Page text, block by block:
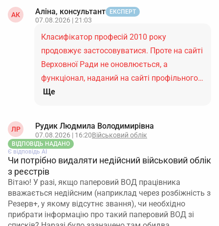
АК Аліна, консультант ЕКСПЕРТ
07.08.2026 | 21:03
Класифікатор професій 2010 року
продовжує застосовуватися. Проте на сайті
Верховної Ради не оновлюється, а
функціонал, наданий на сайті профільного…
Ще
ЛР Рудик Людмила Володимирівна
07.08.2026 | 16:20Військовий облік
ВІДПОВІДЬ НАДАНО
Є відповідь АІ
Чи потрібно видаляти недійсний військовий облік
з реєстрів
Вітаю! У разі, якщо паперовий ВОД працівника
вважається недійсним (наприклад через розбіжність з
Резерв+, у якому відсутнє звання), чи необхідно
прибрати інформацію про такий паперовий ВОД зі